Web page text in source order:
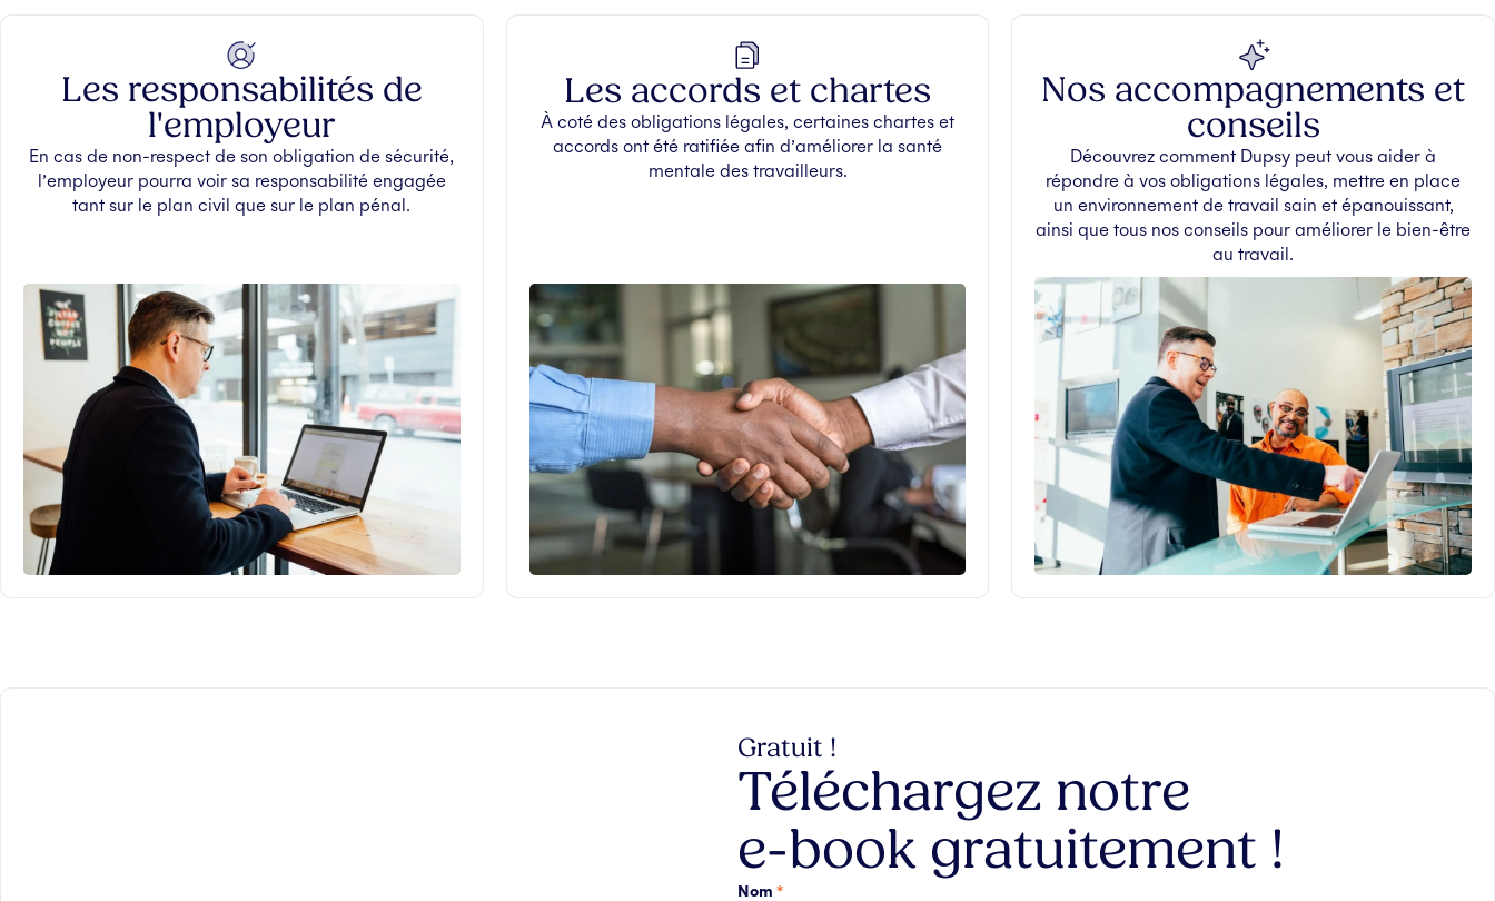
Les responsabilités de
l'employeur
En cas de non-respect de son obligation de sécurité,
l’employeur pourra voir sa responsabilité engagée
tant sur le plan civil que sur le plan pénal.
Les accords et chartes
À coté des obligations légales, certaines chartes et
accords ont été ratifiée afin d’améliorer la santé
mentale des travailleurs.
Nos accompagnements et
conseils
Découvrez comment Dupsy peut vous aider à
répondre à vos obligations légales, mettre en place
un environnement de travail sain et épanouissant,
ainsi que tous nos conseils pour améliorer le bien-être
au travail.
Gratuit !
Téléchargez notre
e-book gratuitement !
Nom *